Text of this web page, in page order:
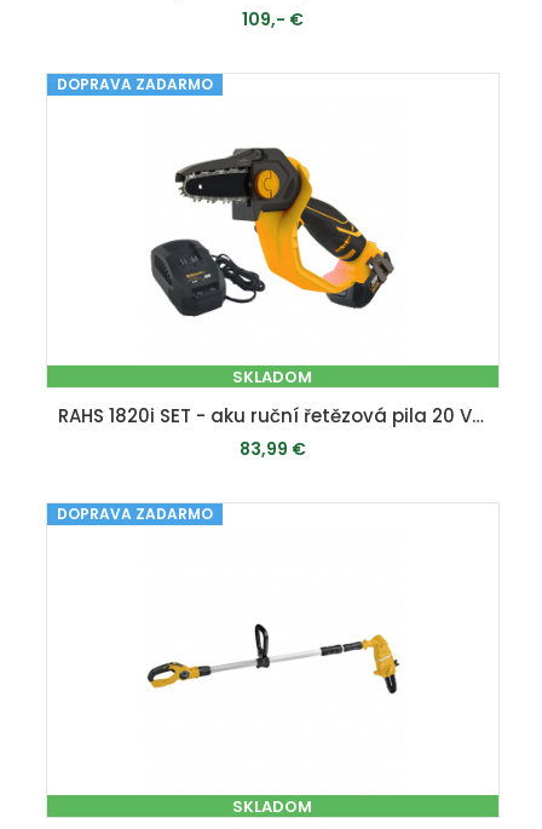
109,- €
MOMENTÁLNE VYPREDANÉ
DOPRAVA ZADARMO
SKLADOM
RAHS 1820i SET - aku ruční řetězová pila 20 V s bezuhlíkovým motorem + 2Ah baterie + nabíječka
83,99 €
PRIDAŤ DO KOŠÍKA
DOPRAVA ZADARMO
SKLADOM